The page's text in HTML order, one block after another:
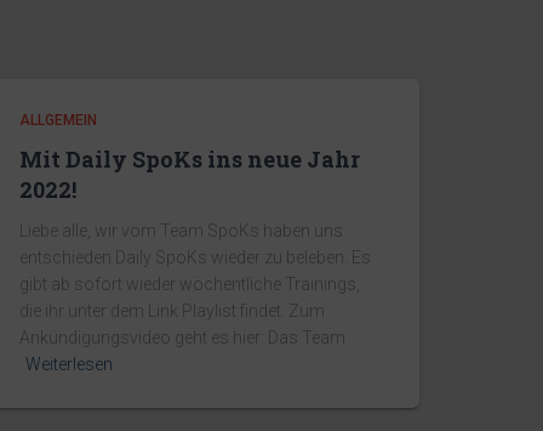
ALLGEMEIN
Mit Daily SpoKs ins neue Jahr
2022!
Liebe alle, wir vom Team SpoKs haben uns
entschieden Daily SpoKs wieder zu beleben. Es
gibt ab sofort wieder wöchentliche Trainings,
die ihr unter dem Link Playlist findet. Zum
Ankündigungsvideo geht es hier: Das Team
Weiterlesen